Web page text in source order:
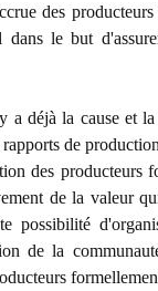
des
le but
déjà la cause et
de
des producteurs
de la valeur
possibilité
de la